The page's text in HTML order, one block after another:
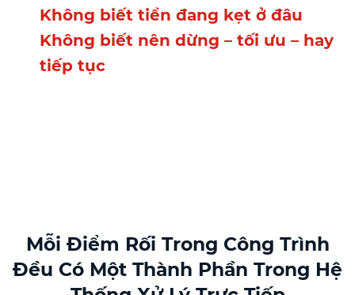
Không biết tiền đang kẹt ở đâu
Không biết nên dừng – tối ưu – hay
tiếp tục
Mỗi Điểm Rối Trong Công Trình
Đều Có Một Thành Phần Trong Hệ